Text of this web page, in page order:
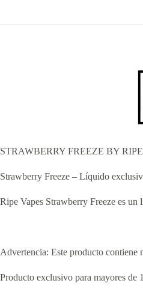
STRAWBERRY FREEZE BY
Strawberry Freeze – Líquido
Ripe Vapes Strawberry Freeze es
Advertencia: Este producto contiene
Producto exclusivo para mayores de